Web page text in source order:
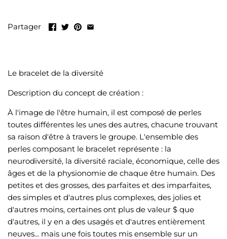
Partager
Le bracelet de la diversité
Description du concept de création :
À l'image de l'être humain, il est composé de perles
toutes différentes les unes des autres, chacune trouvant
sa raison d'être à travers le groupe. L'ensemble des
perles composant le bracelet représente : la
neurodiversité, la diversité raciale, économique, celle des
âges et de la physionomie de chaque être humain. Des
petites et des grosses, des parfaites et des imparfaites,
des simples et d'autres plus complexes, des jolies et
d'autres moins, certaines ont plus de valeur $ que
d'autres, il y en a des usagés et d'autres entièrement
neuves... mais une fois toutes mis ensemble sur un